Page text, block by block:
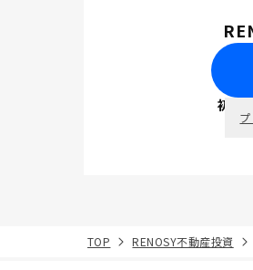
初回
TOP RENOSY不動産投資